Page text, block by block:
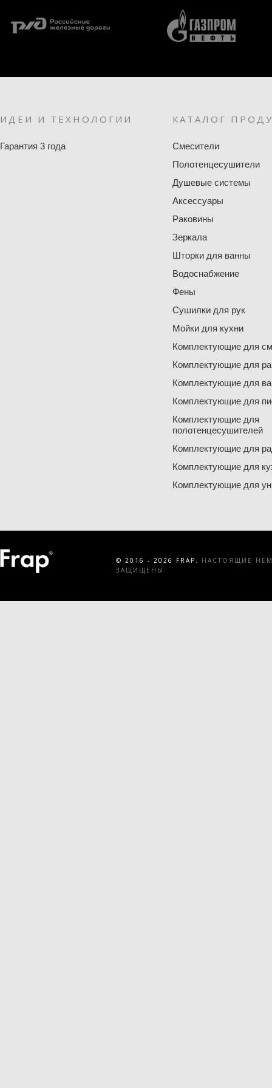
ИДЕИ И ТЕХНОЛОГИИ
Гарантия 3 года
КАТАЛОГ
Смесители
Полотенцесушители
Душевые системы
Аксессуары
Раковины
Зеркала
Шторки для ванны
Водоснабжение
Фены
Сушилки для рук
Мойки для кухни
Комплектующие для
Комплектующие для
Комплектующие для
Комплектующие для
Комплектующие для
полотенцесушителей
Комплектующие для
Комплектующие для
Комплектующие для
© 2016 - 2026 FRAP.
НАСТОЯЩИЕ
ЗАЩИЩЕНЫ